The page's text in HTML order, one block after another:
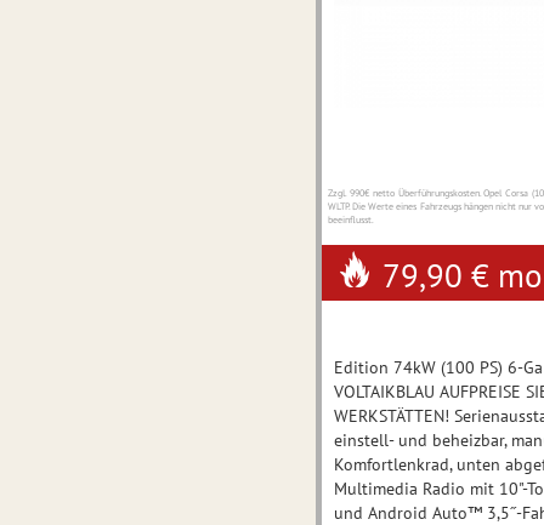
Zzgl. 990€ netto Überführungskosten. Opel Corsa
WLTP. Die Werte eines Fahrzeugs hängen nicht
beeinflusst.
79,90 €
Edition 74kW (100 PS) 6-
VOLTAIKBLAU AUFPREISE
WERKSTÄTTEN!
einstell- und beheizbar,
Komfortlenkrad, unten
Multimedia Radio mit 10"-
und Android Auto™ 3,5˝-